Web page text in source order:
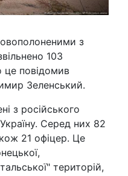
з
103
це повідомив
Зеленський.
з російського
Серед них 82
21 офіцер. Це
територій,